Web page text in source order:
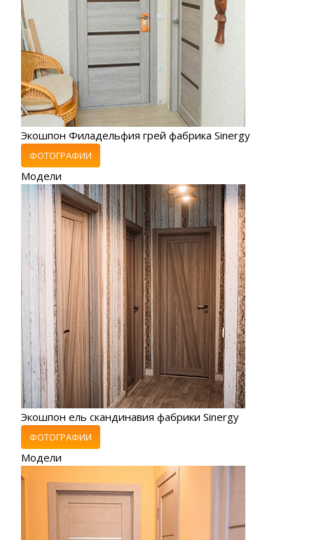
Экошпон Филадельфия грей фабрика Sinergy
ФОТОГРАФИИ
Модели
Экошпон ель скандинавия фабрики Sinergy
ФОТОГРАФИИ
Модели